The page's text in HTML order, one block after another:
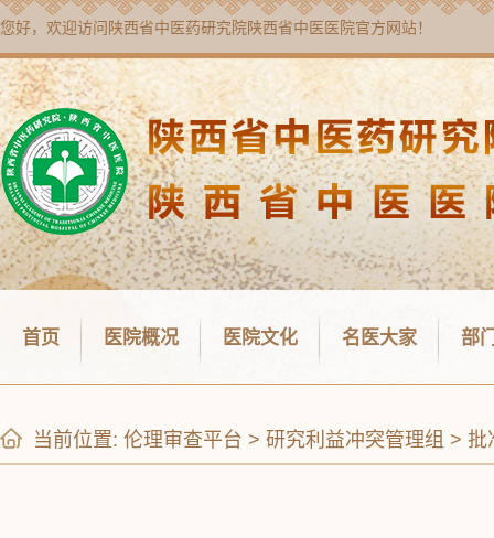
您好，欢迎访问 陕西省中医药研究院陕西省中医医院官方网站！
首页 医院概况 医院文化 名医大家 部
当前位置: 伦理审查平台 > 研究利益冲突管理组 > 批